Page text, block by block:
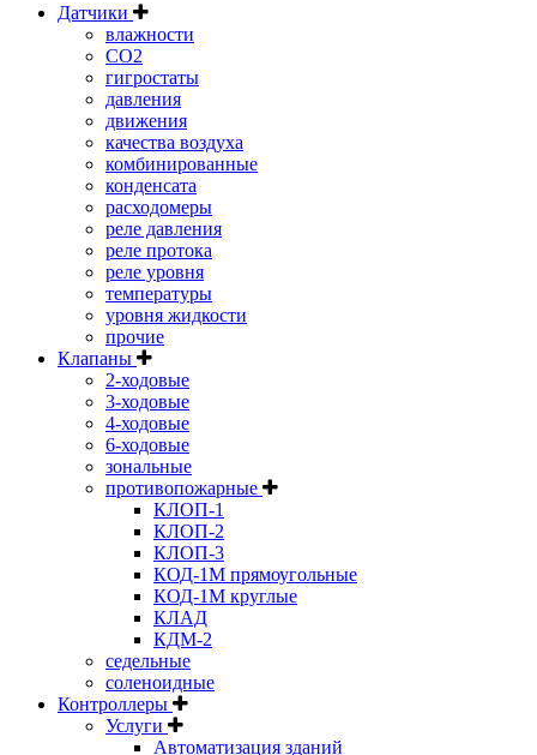
Датчики
влажности
CO2
гигростаты
давления
движения
качества воздуха
комбинированные
конденсата
расходомеры
реле давления
реле протока
реле уровня
температуры
уровня жидкости
прочие
Клапаны
2-ходовые
3-ходовые
4-ходовые
6-ходовые
зональные
противопожарные
КЛОП-1
КЛОП-2
КЛОП-3
КОД-1М прямоугольные
КОД-1М круглые
КЛАД
КДМ-2
седельные
соленоидные
Контроллеры
Услуги
Автоматизация зданий